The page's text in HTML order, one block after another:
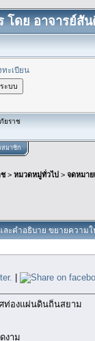
โดย อาจารย์สั
ทะเบียน
ยราช
สมาชิก
> หมวดหมู่ทั่วไป > จดหมา
ละคำอธิบาย ขยายความ
|
ท่องแผ่นดินถิ่นสยาม
งาม